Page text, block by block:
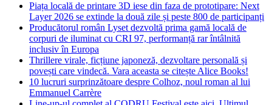
Piața locală de printare 3D iese din faza de prototipare: Next
Layer 2026 se extinde la două zile și peste 800 de participanți
Producătorul român Lyset dezvoltă prima gamă locală de
corpuri de iluminat cu CRI 97, performanță rar întâlnită
inclusiv în Europa
Thrillere virale, ficțiune japoneză, dezvoltare personală și
povești care vindecă. Vara aceasta se citește Alice Books!
10 lucruri surprinzătoare despre Colhoz, noul roman al lui
Emmanuel Carrère